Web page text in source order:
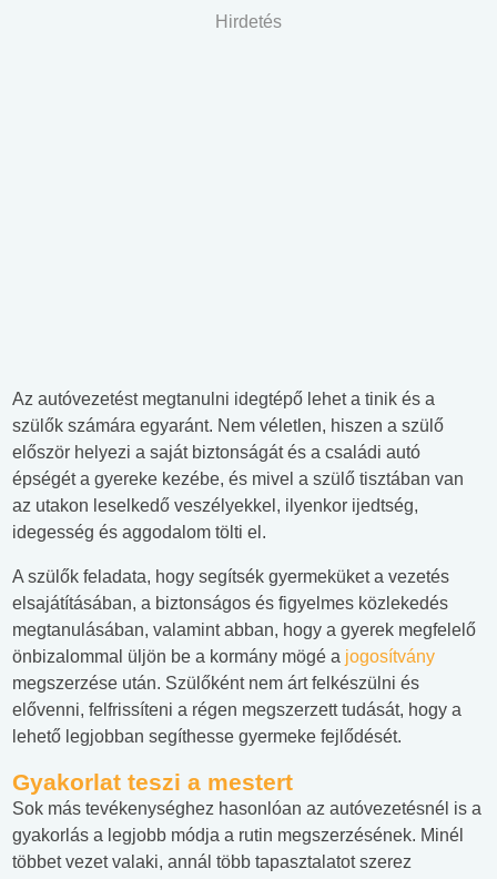
Hirdetés
Az autóvezetést megtanulni idegtépő lehet a tinik és a
szülők számára egyaránt. Nem véletlen, hiszen a szülő
először helyezi a saját biztonságát és a családi autó
épségét a gyereke kezébe, és mivel a szülő tisztában van
az utakon leselkedő veszélyekkel, ilyenkor ijedtség,
idegesség és aggodalom tölti el.
A szülők feladata, hogy segítsék gyermeküket a vezetés
elsajátításában, a biztonságos és figyelmes közlekedés
megtanulásában, valamint abban, hogy a gyerek megfelelő
önbizalommal üljön be a kormány mögé a jogosítvány
megszerzése után. Szülőként nem árt felkészülni és
elővenni, felfrissíteni a régen megszerzett tudását, hogy a
lehető legjobban segíthesse gyermeke fejlődését.
Gyakorlat teszi a mestert
Sok más tevékenységhez hasonlóan az autóvezetésnél is a
gyakorlás a legjobb módja a rutin megszerzésének. Minél
többet vezet valaki, annál több tapasztalatot szerez